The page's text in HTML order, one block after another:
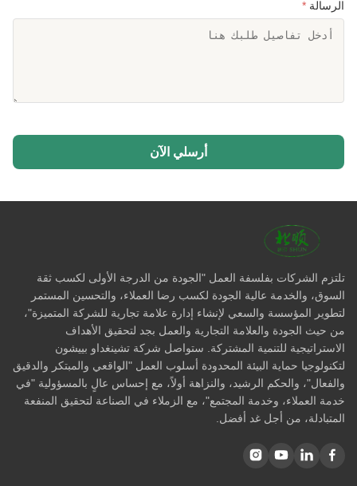
الرسالة *
أرسلي الآن
تلتزم الشركات بفلسفة العمل "الجودة من الدرجة الأولى لكسب ثقة
السوق، والخدمة عالية الجودة لكسب رضا العملاء، والتحسين المستمر
لتطوير المؤسسة والسعي لإنشاء إدارة علامة تجارية للشركة المتميزة"،
من حيث الجودة والعلامة التجارية والعمل بجد لتحقيق الأهداف
الاستراتيجية للتنمية المشتركة. ستواصل شركة تشينغداو بييشون
لتكنولوجيا حماية البيئة المحدودة أسلوب العمل "الواقعي والمبتكر والدقيق
والفعال"، والحكم الرشيد، والنزاهة أولاً، مع إحساس عالٍ بالمسؤولية "في
خدمة العملاء، وخدمة المجتمع"، مع الزملاء في الصناعة لتحقيق المنفعة
المتبادلة، من أجل غد أفضل.